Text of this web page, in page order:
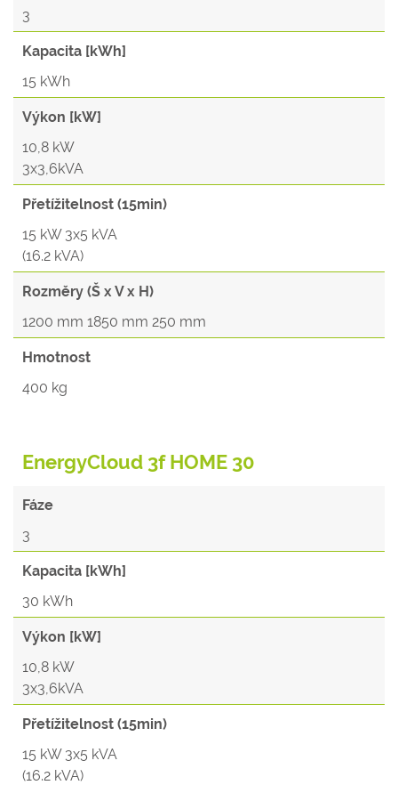
3
Kapacita [kWh]
15 kWh
Výkon [kW]
10,8 kW
3x3,6kVA
Přetížitelnost (15min)
15 kW 3x5 kVA
(16.2 kVA)
Rozměry (Š x V x H)
1200 mm 1850 mm 250 mm
Hmotnost
400 kg
EnergyCloud 3f HOME 30
Fáze
3
Kapacita [kWh]
30 kWh
Výkon [kW]
10,8 kW
3x3,6kVA
Přetížitelnost (15min)
15 kW 3x5 kVA
(16.2 kVA)